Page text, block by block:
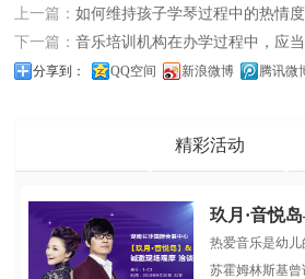
上一篇：如何维持孩子学琴过程中的热情度
下一篇：音乐培训机构在办学过程中，应
分享到： QQ空间 新浪微博 腾讯微
精彩活动
热爱音乐是幼
苏霍姆林斯基曾